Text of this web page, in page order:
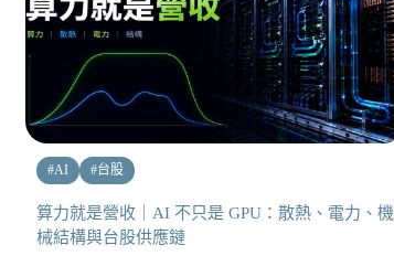
#AI #台股
算力就是營收｜AI 不只是 GPU：散熱、電力、機
械結構與台股供應鏈